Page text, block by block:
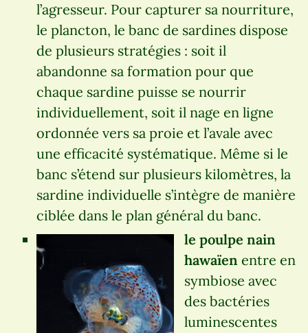
l’agresseur. Pour capturer sa nourriture,
le plancton, le banc de sardines dispose
de plusieurs stratégies : soit il
abandonne sa formation pour que
chaque sardine puisse se nourrir
individuellement, soit il nage en ligne
ordonnée vers sa proie et l’avale avec
une efficacité systématique. Même si le
banc s’étend sur plusieurs kilomètres, la
sardine individuelle s’intègre de manière
ciblée dans le plan général du banc.
le poulpe nain
hawaïen entre en
symbiose avec
des bactéries
luminescentes